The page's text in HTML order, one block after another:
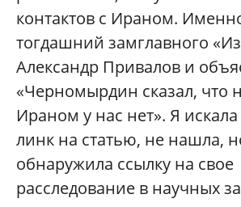
контактов с Ираном.
тогдашний замглавного
Александр Привалов и
«Черномырдин сказал, что
Ираном у нас нет». Я
линк на статью, не нашла,
обнаружила ссылку на свое
расследование в научных